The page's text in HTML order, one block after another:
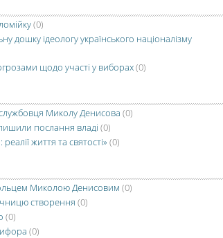
(0)
ідеологу українського націоналізму
щодо участі у виборах(0)
Миколу Денисова (0)
послання владі (0)
життя та святості» (0)
Миколою Денисовим (0)
створення (0)
(0)
(0)